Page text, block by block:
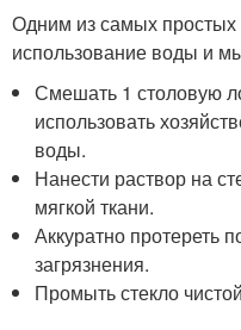
Одним из самых простых
использование воды и
Смешать 1 столовую
использовать
воды.
Нанести раствор на
мягкой ткани.
Аккуратно протереть
загрязнения.
Промыть стекло